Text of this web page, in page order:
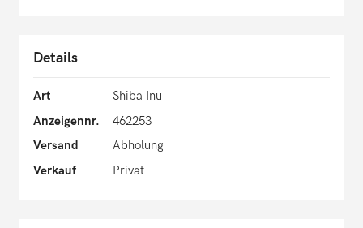
Details
Art
Shiba Inu
Anzeigennr.
462253
Versand
Abholung
Verkauf
Privat